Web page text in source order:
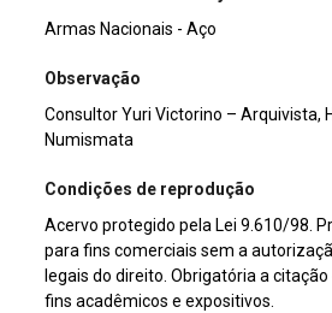
Armas Nacionais - Aço
Observação
Consultor Yuri Victorino – Arquivista,
Numismata
Condições de reprodução
Acervo protegido pela Lei 9.610/98.
para fins comerciais sem a
legais do direito. Obrigatória a
fins acadêmicos e expositivos.